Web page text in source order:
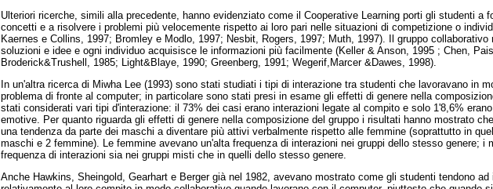
Ulteriori ricerche, simili alla precedente, hanno evidenziato come il Cooperative Learning porti gli studenti a
concetti e a risolvere i problemi più velocemente rispetto ai loro pari nelle situazioni di competizione o
Kaernes e Collins, 1997; Bromley e Modlo, 1997; Nesbit, Rogers, 1997; Muth, 1997). Il gruppo collaborativo
soluzioni e idee e ogni individuo acquisisce le informazioni più facilmente (Keller & Anson, 1995 ; Chen,
Broderick&Trushell, 1985; Light&Blaye, 1990; Greenberg, 1991; Wegerif,Marcer &Dawes, 1998).
In un'altra ricerca di Miwha Lee (1993) sono stati studiati i tipi di interazione tra studenti che lavoravano in
problema di fronte al computer; in particolare sono stati presi in esame gli effetti di genere nella
stati considerati vari tipi d'interazione: il 73% dei casi erano interazioni legate al compito e solo 1'8,6%
emotive. Per quanto riguarda gli effetti di genere nella composizione del gruppo i risultati hanno mostrato
una tendenza da parte dei maschi a diventare più attivi verbalmente rispetto alle femmine (soprattutto in
maschi e 2 femmine). Le femmine avevano un'alta frequenza di interazioni nei gruppi dello stesso genere; i
frequenza di interazioni sia nei gruppi misti che in quelli dello stesso genere.
Anche Hawkins, Sheingold, Gearhart e Berger già nel 1982, avevano mostrato come gli studenti tendono ad